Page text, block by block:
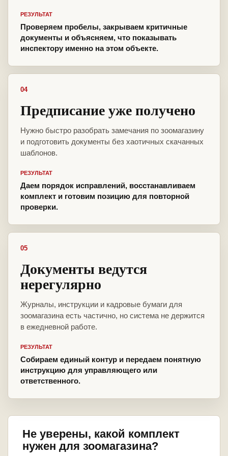
РЕЗУЛЬТАТ
Проверяем пробелы, закрываем критичные
документы и объясняем, что показывать
инспектору именно на этом объекте.
04
Предписание уже получено
Нужно быстро разобрать замечания по зоомагазину
и подготовить документы без хаотичных скачанных
шаблонов.
РЕЗУЛЬТАТ
Даем порядок исправлений, восстанавливаем
комплект и готовим позицию для повторной
проверки.
05
Документы ведутся
нерегулярно
Журналы, инструкции и кадровые бумаги для
зоомагазина есть частично, но система не держится
в ежедневной работе.
РЕЗУЛЬТАТ
Собираем единый контур и передаем понятную
инструкцию для управляющего или
ответственного.
Не уверены, какой комплект
нужен для зоомагазина?